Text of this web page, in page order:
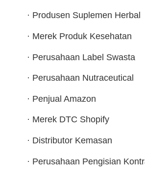
· Produsen Suplemen Herbal
· Merek Produk Kesehatan
· Perusahaan Label Swasta
· Perusahaan Nutraceutical
· Penjual Amazon
· Merek DTC Shopify
· Distributor Kemasan
· Perusahaan Pengisian